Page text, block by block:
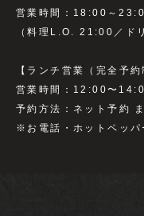
営業時間：18:00～
（料理L.O. 21:00／ド
【ランチ営業（完全予約
営業時間：12:00〜
予約方法：ネット予約
※お電話・ホットペッ